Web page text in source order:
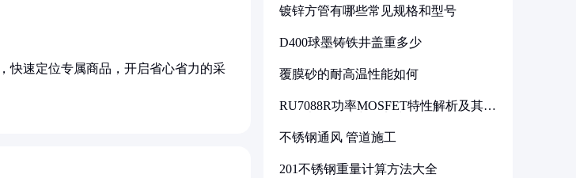
快速定位专属商品，开启省心省力的采
镀锌方管有哪些常见规格和型号
D400球墨铸铁井盖重多少
覆膜砂的耐高温性能如何
RU7088R功率MOSFET特性解析及其在
不锈钢通风 管道施工
201不锈钢重量计算方法大全